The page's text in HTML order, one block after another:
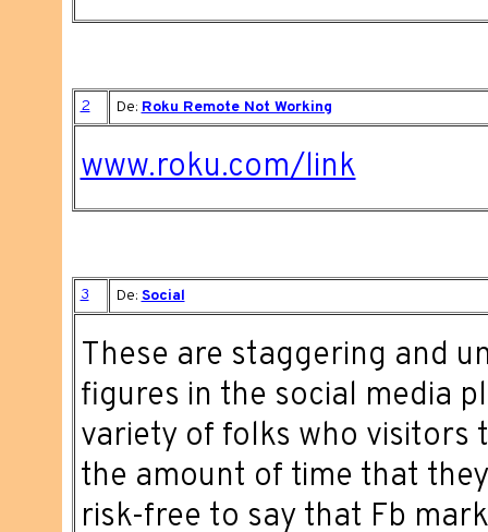
2 De: Roku Remote Not Working
www.roku.com/link
3 De: Social
These are staggering and
figures in the social media
variety of folks who visitors
the amount of time that
risk-free to say that Fb